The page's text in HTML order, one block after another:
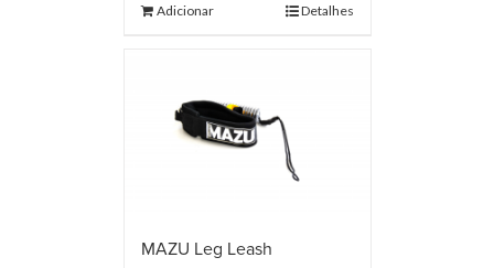
Adicionar Detalhes
MAZU Leg Leash